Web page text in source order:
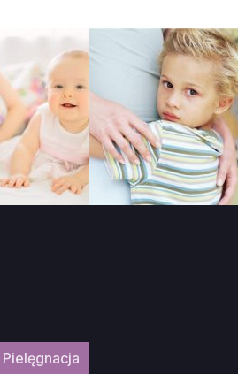
Pielęgnacja